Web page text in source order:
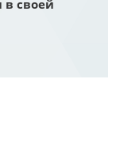
своей